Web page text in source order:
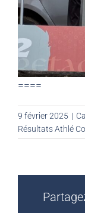
====
9 février 2025 |
Résultats Athlé